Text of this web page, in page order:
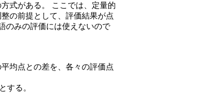
式がある。 ここでは、定量的
の前提として、評価結果が点
のみの評価には使えないので
均点との差を、各々の評価点
する。